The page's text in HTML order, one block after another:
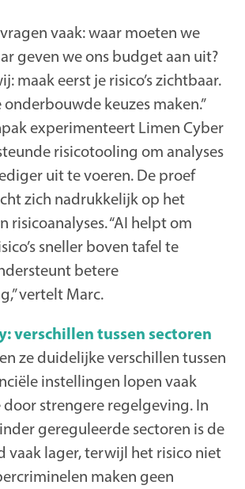
vaak: waar moeten we
geven we ons budget aan uit?
maak eerst je risico’s zichtbaar.
onderbouwde keuzes maken.”
experimenteert Limen Cyber
risicotooling om analyses
uit te voeren. De proef
zich nadrukkelijk op het
risicoanalyses. “AI helpt om
sneller boven tafel te
betere
vertelt Marc.
verschillen tussen sectoren
ze duidelijke verschillen tussen
instellingen lopen vaak
strengere regelgeving. In
gereguleerde sectoren is de
vaak lager, terwijl het risico niet
maken geen